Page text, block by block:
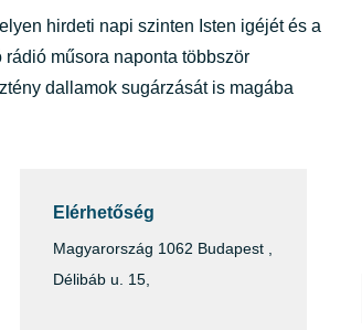
hirdeti napi szinten Isten igéjét és a
rádió műsora naponta többször
dallamok sugárzását is magába
Elérhetőség
Magyarország 1062 Budapest ,
Délibáb u. 15,